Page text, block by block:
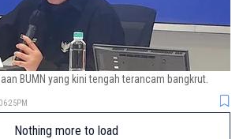
BUMN yang kini tengah terancam bangkrut.
Nothing more to load